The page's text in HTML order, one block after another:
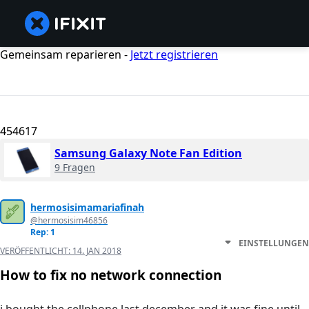
Gemeinsam reparieren - Jetzt registrieren
454617
Samsung Galaxy Note Fan Edition
9 Fragen
hermosisimamariafinah
@hermosisim46856
Rep: 1
VERÖFFENTLICHT: 14. JAN 2018
EINSTELLUNGEN
How to fix no network connection